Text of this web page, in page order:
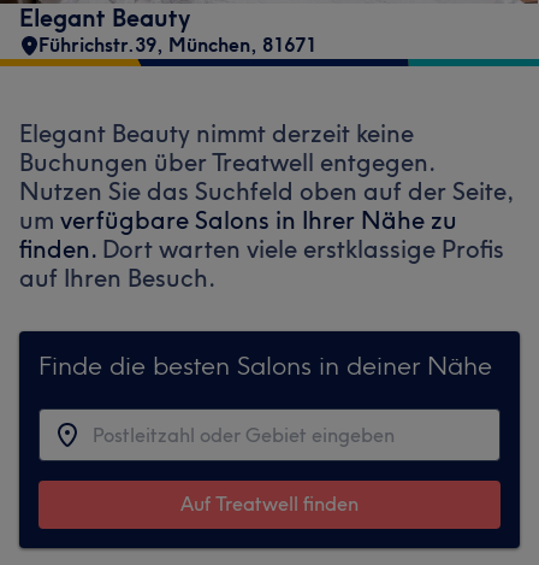
Elegant Beauty
Führichstr.39, München, 81671
Elegant Beauty nimmt derzeit keine
Buchungen über Treatwell entgegen.
Nutzen Sie das Suchfeld oben auf der Seite,
um verfügbare Salons in Ihrer Nähe zu
finden. Dort warten viele erstklassige Profis
auf Ihren Besuch.
Finde die besten Salons in deiner Nähe
Auf Treatwell finden